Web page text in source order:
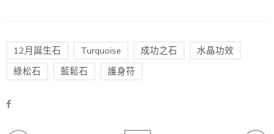
12月誕生石 Turquoise 成功之石
水晶功效
綠松石
藍鬆石 護身符